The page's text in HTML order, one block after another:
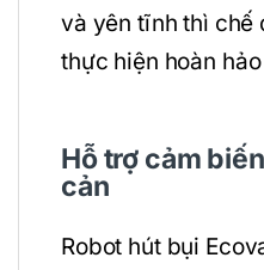
và yên tĩnh thì chế
thực hiện hoàn
Hỗ trợ cảm
cản
Robot hút bụi